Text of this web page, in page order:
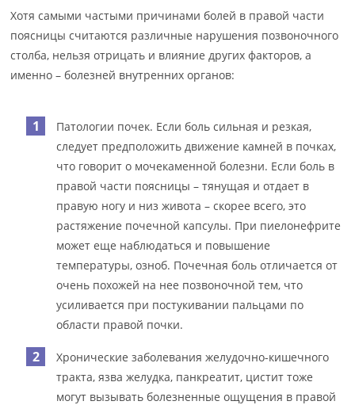
Хотя самыми частыми причинами болей в правой части
поясницы считаются различные нарушения позвоночного
столба, нельзя отрицать и влияние других факторов, а
именно – болезней внутренних органов:
Патологии почек. Если боль сильная и резкая,
следует предположить движение камней в почках,
что говорит о мочекаменной болезни. Если боль в
правой части поясницы – тянущая и отдает в
правую ногу и низ живота – скорее всего, это
растяжение почечной капсулы. При пиелонефрите
может еще наблюдаться и повышение
температуры, озноб. Почечная боль отличается от
очень похожей на нее позвоночной тем, что
усиливается при постукивании пальцами по
области правой почки.
Хронические заболевания желудочно-кишечного
тракта, язва желудка, панкреатит, цистит тоже
могут вызывать болезненные ощущения в правой